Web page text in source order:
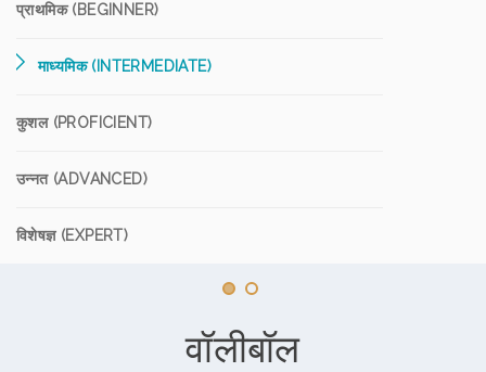
प्राथमिक (BEGINNER)
माध्यमिक (INTERMEDIATE)
कुशल (PROFICIENT)
उन्नत (ADVANCED)
विशेषज्ञ (EXPERT)
वॉलीबॉल